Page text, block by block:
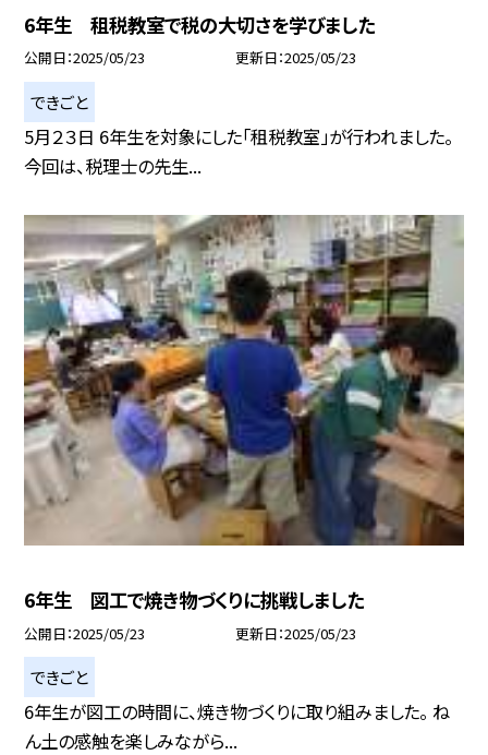
6年生 租税教室で税の大切さを学びました
公開日 2025/05/23 更新日 2025/05/23
できごと
5月２３日 6年生を対象にした「租税教室」が行われました。
今回は、税理士の先生...
6年生 図工で焼き物づくりに挑戦しました
公開日 2025/05/23 更新日 2025/05/23
できごと
6年生が図工の時間に、焼き物づくりに取り組みました。 ね
ん土の感触を楽しみながら...